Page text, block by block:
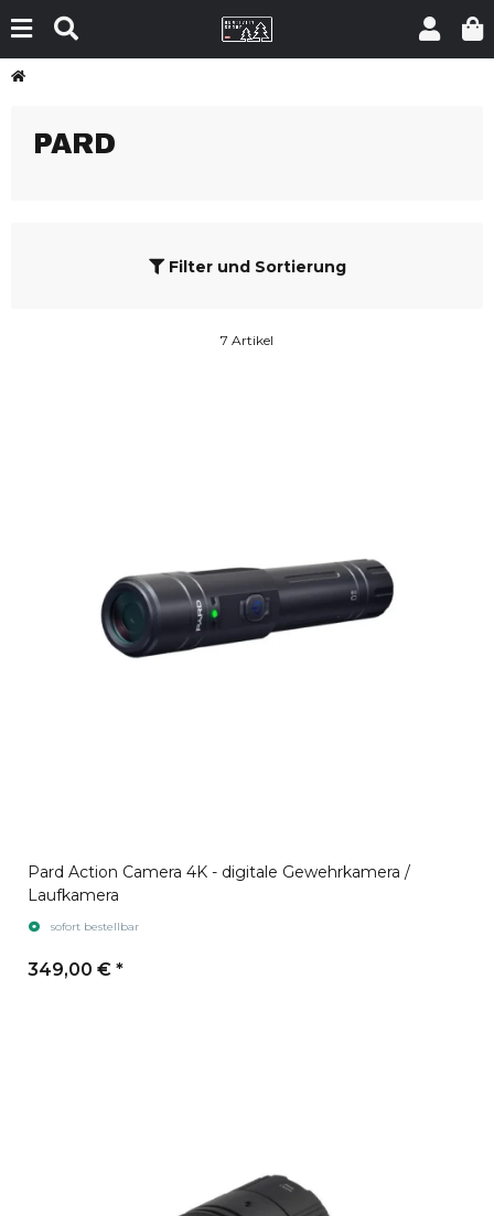
PARD
Filter und Sortierung
7 Artikel
Pard Action Camera 4K - digitale Gewehrkamera /
Laufkamera
sofort bestellbar
349,00 € *